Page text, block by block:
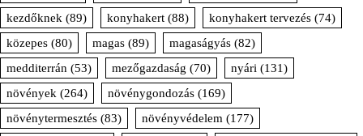
kezdőknek (89) konyhakert (88) konyhakert tervezés (74)
közepes (80) magas (89) magaságyás (82)
medditerrán (53) mezőgazdaság (70) nyári (131)
növények (264) növénygondozás (169)
növénytermesztés (83) növényvédelem (177)